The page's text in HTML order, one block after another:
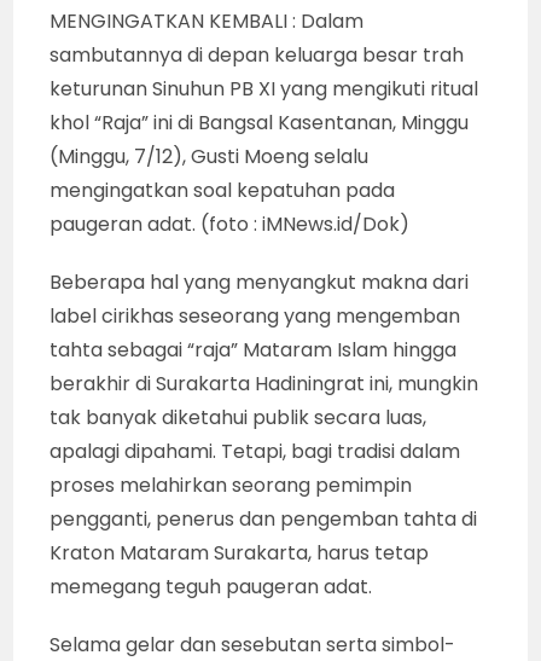
MENGINGATKAN KEMBALI : Dalam
sambutannya di depan keluarga besar trah
keturunan Sinuhun PB XI yang mengikuti ritual
khol “Raja” ini di Bangsal Kasentanan, Minggu
(Minggu, 7/12), Gusti Moeng selalu
mengingatkan soal kepatuhan pada
paugeran adat. (foto : iMNews.id/Dok)
Beberapa hal yang menyangkut makna dari
label cirikhas seseorang yang mengemban
tahta sebagai “raja” Mataram Islam hingga
berakhir di Surakarta Hadiningrat ini, mungkin
tak banyak diketahui publik secara luas,
apalagi dipahami. Tetapi, bagi tradisi dalam
proses melahirkan seorang pemimpin
pengganti, penerus dan pengemban tahta di
Kraton Mataram Surakarta, harus tetap
memegang teguh paugeran adat.
Selama gelar dan sesebutan serta simbol-